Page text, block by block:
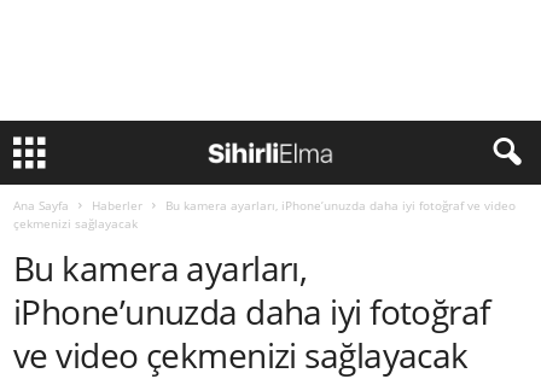
Ana Sayfa Haberler
Bu kamera ayarları, iPhone’unuzda daha iyi fotoğraf ve video
çekmenizi sağlayacak
Bu kamera ayarları,
iPhone’unuzda daha iyi fotoğraf
ve video çekmenizi sağlayacak